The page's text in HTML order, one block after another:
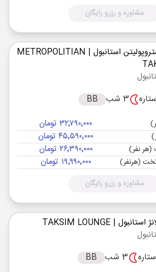
مشاوره و رزرو رایگان
استانبول | METROPOLITIAN
3 شب BB
۳۲٬۷۹۰٬۰۰۰ تومان
۴۵٬۵۹۰٬۰۰۰ تومان
نفر) ۲۶٬۳۹۰٬۰۰۰ تومان
(هرنفر) ۱۹٬۹۹۰٬۰۰۰ تومان
مشاوره و رزرو رایگان
استانبول | TAKSIM LOUNGE
3 شب BB